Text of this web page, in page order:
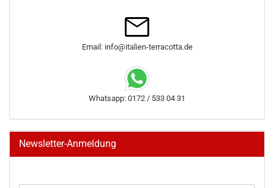
Email: info@italien-terracotta.de
Whatsapp: 0172 / 533 04 31
Newsletter-Anmeldung